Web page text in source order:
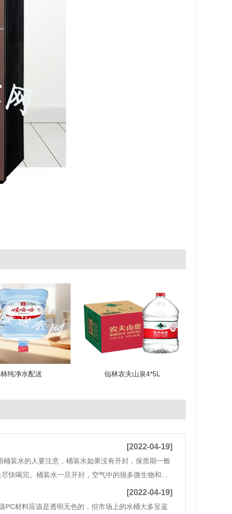
纯净水配送 仙林农夫山泉4*5L
[2022-04-19]
装水的人要注意，桶装水如果没有开封，保质期一般
快喝完。桶装水一旦开封，空气中的很多微生物和灰
感染一些细菌的。特别是在夏天温度较高的情况下，
[2022-04-19]
PC材料应该是透明无色的，但市场上的水桶大多呈蓝